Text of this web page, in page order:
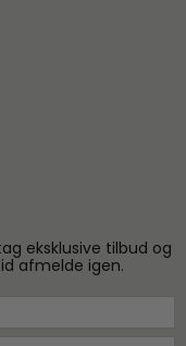
eksklusive tilbud og
afmelde igen.